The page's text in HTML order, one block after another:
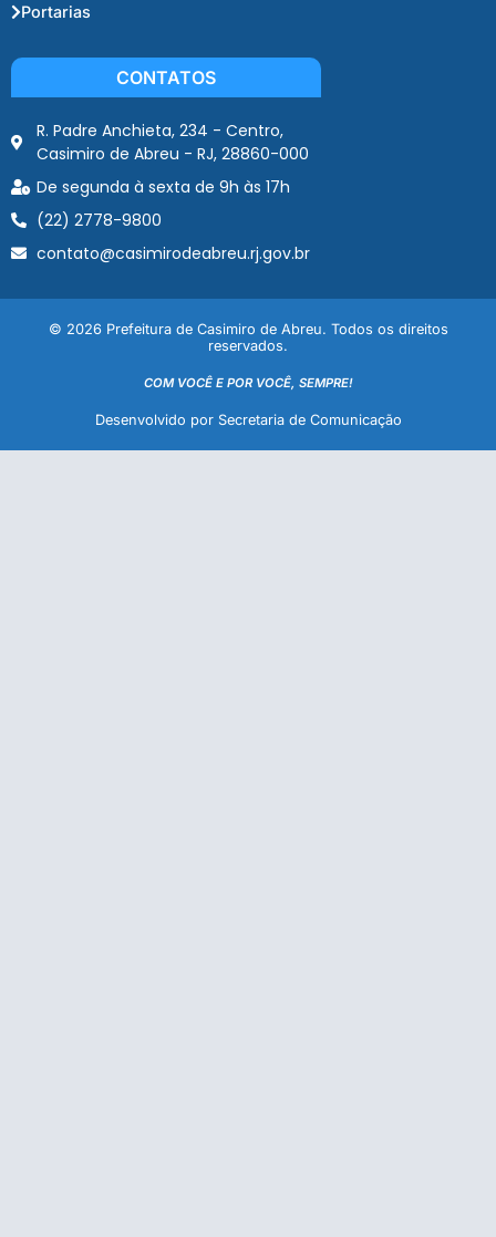
Portarias
CONTATOS
R. Padre Anchieta, 234 - Centro,
Casimiro de Abreu - RJ, 28860-000
De segunda à sexta de 9h às 17h
(22) 2778-9800
contato@casimirodeabreu.rj.gov.br
© 2026 Prefeitura de Casimiro de Abreu. Todos os direitos
reservados.
COM VOCÊ E POR VOCÊ, SEMPRE!
Desenvolvido por Secretaria de Comunicação